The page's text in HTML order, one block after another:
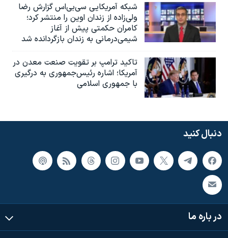
شبکه آمریکایی سی‌بی‌‌اس گزارش رضا
ولی‌زاده از زندان اوین را منتشر کرد؛
کامران حکمتی پیش از آغاز
شیمی‌درمانی به زندان بازگردانده شد
تاکید ترامپ بر تقویت صنعت معدن در
آمریکا؛ اشاره رئیس‌جمهوری به درگیری
با جمهوری اسلامی
دنبال کنید
در باره ما